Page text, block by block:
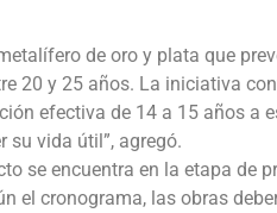
de oro y plata que
20 y 25 años. La iniciativa
efectiva de 14 a 15 años a
su vida útil”, agregó.
se encuentra en la etapa de
el cronograma, las obras